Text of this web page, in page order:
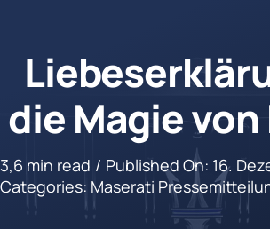
MASERATI
MITGLIEDERBEREICH
KONTAKT
die Magie
3,6 min read / Published On: 16.
Categories: Maserati